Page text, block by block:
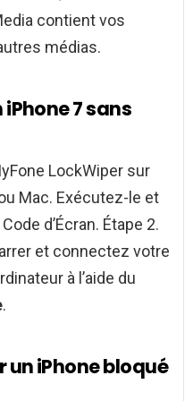
contient vos
médias.
7 sans
LockWiper sur
Mac. Exécutez-le et
d’Écran. Étape 2.
et connectez votre
à l’aide du
.
iPhone bloqué